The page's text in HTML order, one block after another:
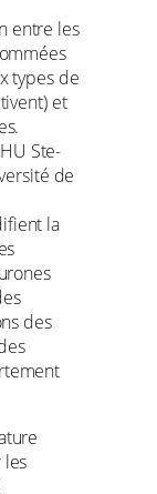
entre les
types de
et
Ste-
de
la
des
les